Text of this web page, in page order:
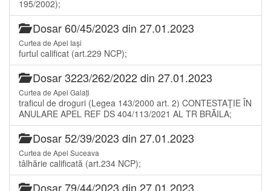
195/2002);
Dosar 60/45/2023 din 27.01.2023
Curtea de Apel Iași
furtul calificat (art.229 NCP);
Dosar 3223/262/2022 din 27.01.2023
Curtea de Apel Galați
traficul de droguri (Legea 143/2000 art. 2) CONTESTAŢIE ÎN
ANULARE APEL REF DS 404/113/2021 AL TR BRĂILA;
Dosar 52/39/2023 din 27.01.2023
Curtea de Apel Suceava
tâlhărie calificată (art.234 NCP);
Dosar 79/44/2023 din 27.01.2023